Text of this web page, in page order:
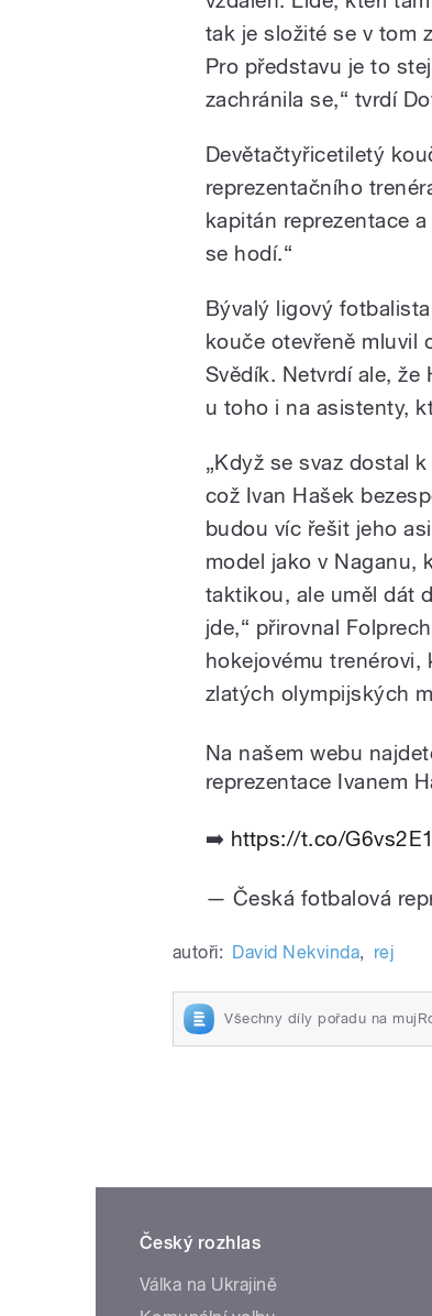
tak je složité se v tom
Pro představu je to
zachránila se,“ tvrdí
Devětačtyřicetiletý
reprezentačního
kapitán reprezentace
se hodí.“
Bývalý ligový
kouče otevřeně mluvil
Svědík. Netvrdí ale, že
u toho i na asistenty,
„Když se svaz dostal
což Ivan Hašek
budou víc řešit jeho
model jako v Naganu,
taktikou, ale uměl dát
jde,“ přirovnal
hokejovému trenérovi,
zlatých olympijských
Na našem webu
reprezentace Ivanem
➡️ https://t.co/
— Česká fotbalová
autoři: David Nekvinda, rej
Všechny díly pořadu na
Český rozhlas
Válka na Ukrajině